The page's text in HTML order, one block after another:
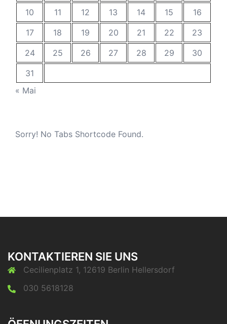
10
11 12 13 14 15
16
17
18 19 20 21 22
23
24
25 26 27 28 29
30
31
« Mai
Sorry! No Tabs Shortcode Found.
KONTAKTIEREN SIE UNS
Cecilienplatz 1, 12619 Berlin Hellersdorf
030 5618128